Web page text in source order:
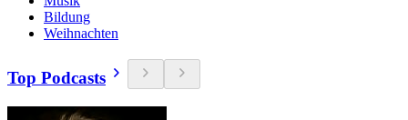
Bildung
Weihnachten
Top Podcasts